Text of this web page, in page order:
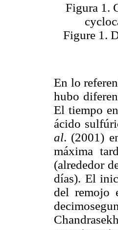
Figura 1.
Figure 1.
En lo
hubo
El tiempo
ácido
al. (2001)
máxima
(alrededor
días). El
del remojo